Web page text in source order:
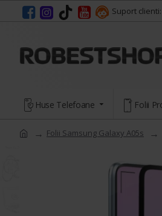
Suport clienti:
Huse Telefoane Folii
Folii Samsung Galaxy A05s